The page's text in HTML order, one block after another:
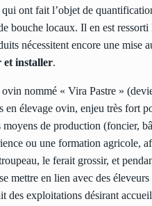
qui ont fait l’objet de
bouche locaux. Il en est
nécessitent encore une mise
et installer.
ovin nommé « Vira Pastre »
en élevage ovin, enjeu très fort
moyens de production (foncier,
ou une formation agricole,
le ferait grossir, et
mettre en lien avec des
des exploitations désirant